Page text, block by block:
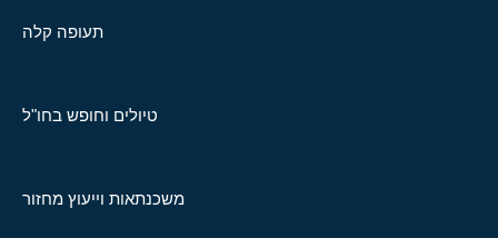
תעופה קלה
טיולים וחופש בחו"ל
משכנתאות וייעוץ מחזור